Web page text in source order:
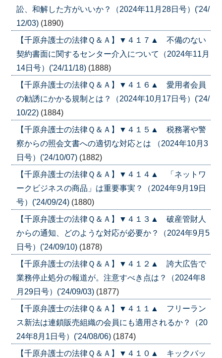
訟、和解した方がいいか？（2024年11月28日号）('24/
12/03) (1890)
【千原弁護士の法律Ｑ＆Ａ】▼４１７▲ 不備のない
契約書面に関するセンター介入について（2024年11月
14日号）('24/11/18) (1888)
【千原弁護士の法律Ｑ＆Ａ】▼４１６▲ 愛用者会員
の勧誘にかかる規制とは？（2024年10月17日号）('24/
10/22) (1884)
【千原弁護士の法律Ｑ＆Ａ】▼４１５▲ 税務署や警
察からの照会文書への適切な対応とは （2024年10月3
日号）('24/10/07) (1882)
【千原弁護士の法律Ｑ＆Ａ】▼４１４▲ 「ネットワ
ークビジネスの商品」は重要事実？（2024年9月19日
号）('24/09/24) (1880)
【千原弁護士の法律Ｑ＆Ａ】▼４１３▲ 破産管財人
からの通知、どのような対応が必要か？（2024年9月5
日号）('24/09/10) (1878)
【千原弁護士の法律Ｑ＆Ａ】▼４１２▲ 誇大広告で
業務停止処分の報道が。注意すべき点は？（2024年8
月29日号）('24/09/03) (1877)
【千原弁護士の法律Ｑ＆Ａ】▼４１１▲ フリーラン
ス新法は連鎖販売組織の会員にも適用されるか？（20
24年8月1日号）('24/08/06) (1874)
【千原弁護士の法律Ｑ＆Ａ】▼４１０▲ キックバッ